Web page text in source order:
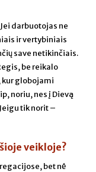
darbuotojas ne
ir vertybiniais
save netikinčiais.
be reikalo
kur globojami
noriu, nes į Dievą
tik norit –
veikloje?
bet nė